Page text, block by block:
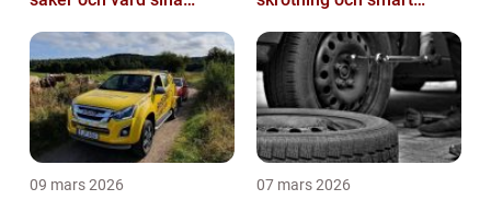
bildelar
09 mars 2026 07 mars 2026